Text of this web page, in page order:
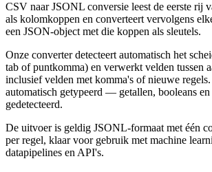
CSV naar JSONL conversie leest de eerste rij
als kolomkoppen en converteert vervolgens
een JSON-object met die koppen als sleutels.
Onze converter detecteert automatisch het
tab of puntkomma) en verwerkt velden tussen
inclusief velden met komma's of nieuwe
automatisch getypeerd — getallen, booleans
gedetecteerd.
De uitvoer is geldig JSONL-formaat met één
per regel, klaar voor gebruik met machine
datapipelines en API's.